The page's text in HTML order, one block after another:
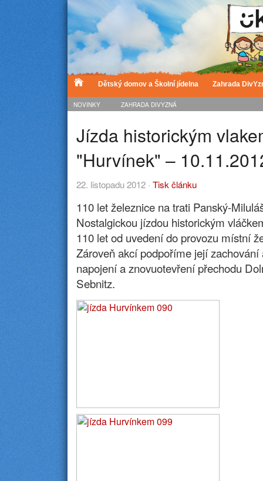
Dětský domov a Školní jídelna Zahrada
NOVINKY ZAHRADA DIVYZNÁ
Jízda historickým
"Hurvínek" –
22. listopadu 2012 · Tisk článku
110 let železnice na trati Panský-
Nostalgickou jízdou historickým
110 let od uvedení do provozu místní
Zároveň akcí podpoříme její zachování
napojení a znovuotevření přechodu
Sebnitz.